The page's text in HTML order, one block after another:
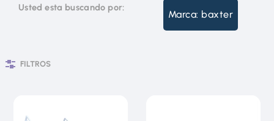
Usted esta buscando por:
Marca: baxter
FILTROS